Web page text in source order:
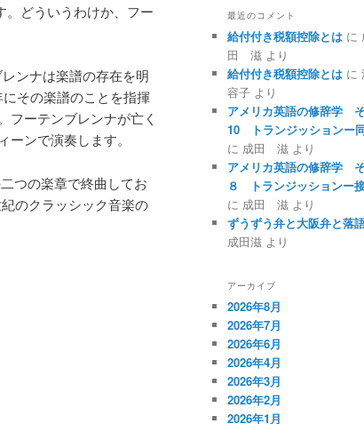
。どういうわけか、フー
ンナは楽譜の存在を明
その楽譜のことを指揮
フーテンブレンナが亡く
ンで演奏します。
つの楽章で終曲してお
のクラッシック音楽の
最近のコメント
給付付き税額控除とは に
田 滋 より
給付付き税額控除とは に
容子 より
アメリカ英語の修辞学
10 トランジッションー
に 成田 滋 より
アメリカ英語の修辞学
８ トランジッションー
に 成田 滋 より
ずうずう弁と大阪弁と落
成田滋 より
アーカイブ
2026年8月
2026年7月
2026年6月
2026年4月
2026年3月
2026年2月
2026年1月